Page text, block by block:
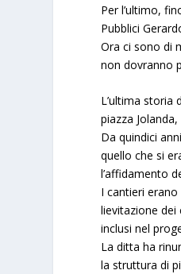
Per l’ultimo,
Pubblici
Ora ci sono di
non dovranno
L’ultima storia
piazza
Da quindici
quello che si
l’affidamento
I cantieri
lievitazione
inclusi nel
La ditta ha
la struttura di